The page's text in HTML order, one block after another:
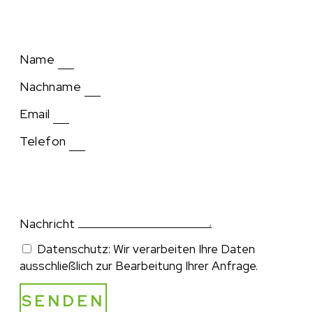
Name
Nachname
Email
Telefon
Nachricht
Datenschutz: Wir verarbeiten Ihre Daten
ausschließlich zur Bearbeitung Ihrer Anfrage.
SENDEN